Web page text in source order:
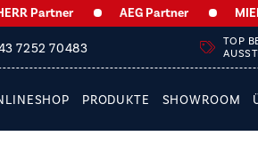
Partner AEG Partner MIELE
7252 70483 TOP
PRODUKTE SHOWROOM